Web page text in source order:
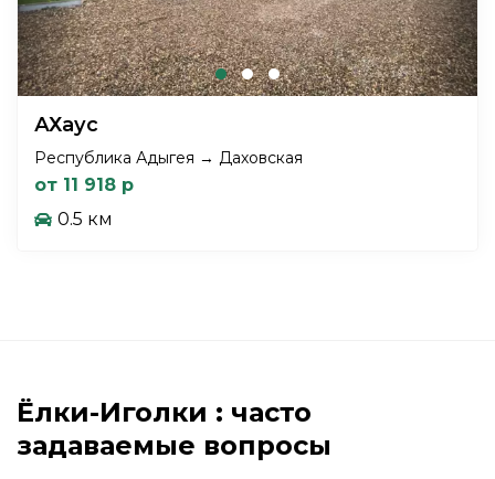
АХаус
Республика Адыгея → Даховская
от 11 918 р
0.5 км
Ёлки-Иголки : часто
задаваемые вопросы